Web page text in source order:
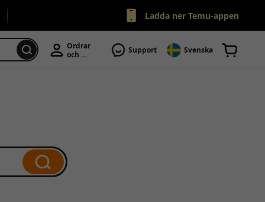
Ladda ner Temu-appen
Ordrar
och
Support Svenska